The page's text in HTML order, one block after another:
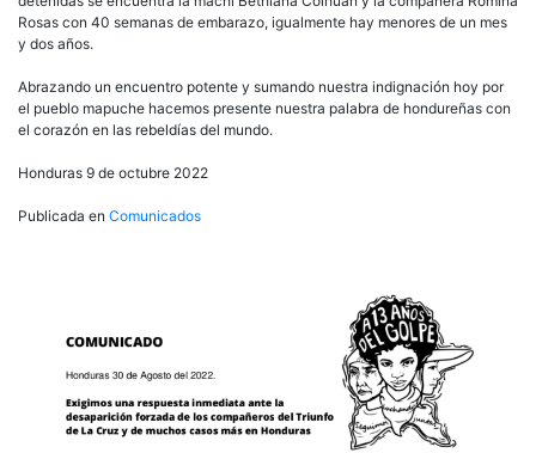
nosotras
Encuentro
Prurinacional
Rosas con 40 semanas de embarazo, igualmente hay menores de un mes
y dos años.
Abrazando un encuentro potente y sumando nuestra indignación hoy por
el pueblo mapuche hacemos presente nuestra palabra de hondureñas con
el corazón en las rebeldías del mundo.
Honduras 9 de octubre 2022
Publicada en Comunicados